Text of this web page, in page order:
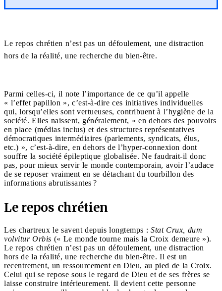
Le repos chrétien n’est pas un défoulement, une distraction
hors de la réalité, une recherche du bien-être.
Parmi celles-ci, il note l’importance de ce qu’il appelle
« l’effet papillon », c’est-à-dire ces initiatives individuelles
qui, lorsqu’elles sont vertueuses, contribuent à l’hygiène de la
société. Elles naissent, généralement, « en dehors des pouvoirs
en place (médias inclus) et des structures représentatives
démocratiques intermédiaires (parlements, syndicats, élus,
etc.) », c’est-à-dire, en dehors de l’hyper-connexion dont
souffre la société épileptique globalisée. Ne faudrait-il donc
pas, pour mieux servir le monde contemporain, avoir l’audace
de se reposer vraiment en se détachant du tourbillon des
informations abrutissantes ?
Le repos chrétien
Les chartreux le savent depuis longtemps : Stat Crux, dum
volvitur Orbis (« Le monde tourne mais la Croix demeure »).
Le repos chrétien n’est pas un défoulement, une distraction
hors de la réalité, une recherche du bien-être. Il est un
recentrement, un ressourcement en Dieu, au pied de la Croix.
Celui qui se repose sous le regard de Dieu et de ses frères se
laisse construire intérieurement. Il devient cette personne